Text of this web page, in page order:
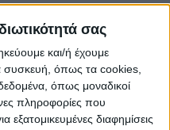
σας
και/ή έχουμε
συσκευή, όπως τα cookies,
όπως μοναδικοί
πληροφορίες που
διαφημίσεις